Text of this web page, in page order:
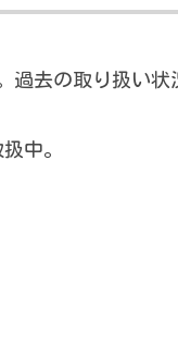
過去の取り扱い
中。